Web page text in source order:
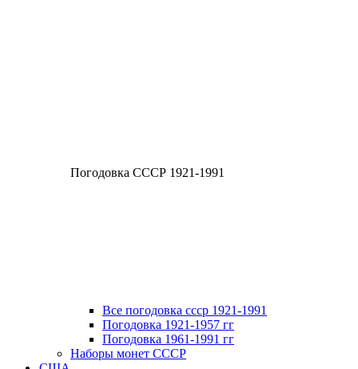
Погодовка СССР 1921-1991
Все погодовка ссср 1921-1991
Погодовка 1921-1957 гг
Погодовка 1961-1991 гг
Наборы монет СССР